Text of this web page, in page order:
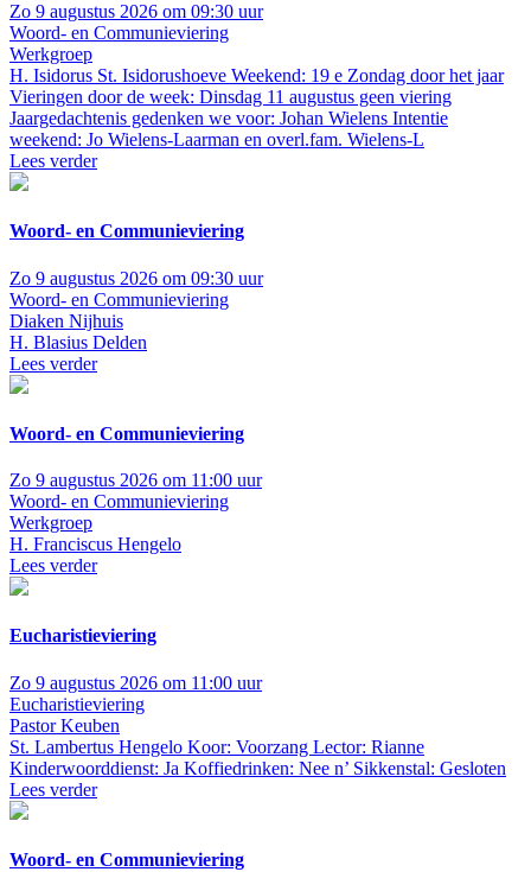
Zo 9 augustus 2026 om 09:30 uur
Woord- en Communieviering
Werkgroep
H. Isidorus St. Isidorushoeve Weekend: 19 e Zondag door het jaar
Vieringen door de week: Dinsdag 11 augustus geen viering
Jaargedachtenis gedenken we voor: Johan Wielens Intentie
weekend: Jo Wielens-Laarman en overl.fam. Wielens-L
Lees verder
Woord- en Communieviering
Zo 9 augustus 2026 om 09:30 uur
Woord- en Communieviering
Diaken Nijhuis
H. Blasius Delden
Lees verder
Woord- en Communieviering
Zo 9 augustus 2026 om 11:00 uur
Woord- en Communieviering
Werkgroep
H. Franciscus Hengelo
Lees verder
Eucharistieviering
Zo 9 augustus 2026 om 11:00 uur
Eucharistieviering
Pastor Keuben
St. Lambertus Hengelo Koor: Voorzang Lector: Rianne
Kinderwoorddienst: Ja Koffiedrinken: Nee n’ Sikkenstal: Gesloten
Lees verder
Woord- en Communieviering